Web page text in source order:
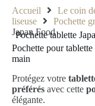
Accueil Le coin
liseuse
Pochette
Japan Food
Pochette tablette
Pochette pour
main
Protégez votre
préférés avec cette
élégante.